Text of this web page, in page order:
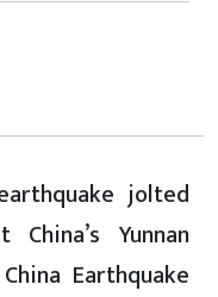
jolted
Yunnan
Earthquake